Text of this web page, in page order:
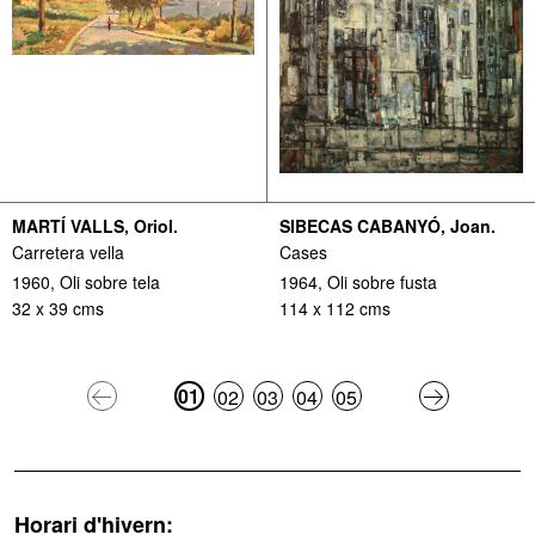
MARTÍ VALLS, Oriol.
Carretera vella
1960, Oli sobre tela
32 x 39 cms
SIBECAS CABANYÓ, Joan.
Cases
1964, Oli sobre fusta
114 x 112 cms
01 02 03 04 05
Horari d'hivern: